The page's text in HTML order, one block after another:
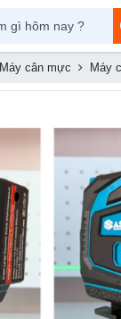
Máy cân mực Máy